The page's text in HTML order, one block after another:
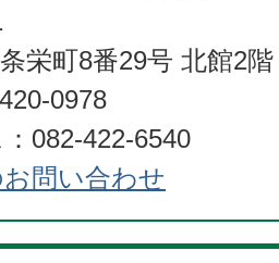
栄町8番29号 北館2階
0978
082-422-6540
問い合わせ